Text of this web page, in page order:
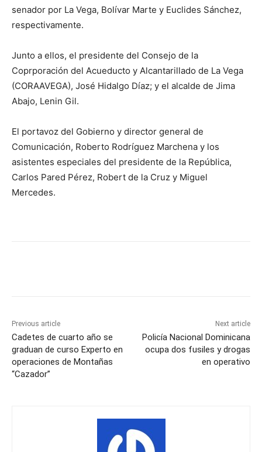
senador por La Vega, Bolívar Marte y Euclides Sánchez,
respectivamente.
Junto a ellos, el presidente del Consejo de la
Coprporación del Acueducto y Alcantarillado de La Vega
(CORAAVEGA), José Hidalgo Díaz; y el alcalde de Jima
Abajo, Lenin Gil.
El portavoz del Gobierno y director general de
Comunicación, Roberto Rodríguez Marchena y los
asistentes especiales del presidente de la República,
Carlos Pared Pérez, Robert de la Cruz y Miguel
Mercedes.
Previous article
Cadetes de cuarto año se
graduan de curso Experto en
operaciones de Montañas
“Cazador”
Next article
Policía Nacional Dominicana
ocupa dos fusiles y drogas
en operativo